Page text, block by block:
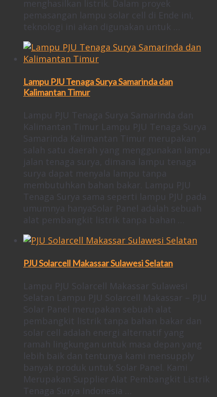
menghasilkan listrik. Dalam proyek
pemasangan lampu solar cell di Ende ini,
teknologi ini akan digunakan untuk …
Lampu PJU Tenaga Surya Samarinda dan
Kalimantan Timur
Lampu PJU Tenaga Surya Samarinda dan
Kalimantan Timur Lampu PJU Tenaga Surya
Samarinda Kalimantan Timur merupakan
salah satu daerah yang menggunakan lampu
jalan tenaga surya, dimana lampu tenaga
surya dapat menyala lampu tanpa
membutuhkan bahan bakar. Lampu PJU
Tenaga Surya sama seperti lampu PJU pada
umumnya hanyaSolar Panel adalah sebuah
alat pembangkit listrik tanpa bahan …
PJU Solarcell Makassar Sulawesi Selatan
Lampu PJU Solarcell Makassar Sulawesi
Selatan Lampu PJU Solarcell Makassar – PJU
Solar Panel merupakan sebuah alat
pembangkit listrik tanpa bahan bakar dan
solar cell adalah energi alternatif yang
ramah lingkungan untuk masa depan yang
lebih baik dan tentunya kami mensupply
banyak produk untuk Solar Panel. Kami
Merupakan Supplier Alat Pembangkit Listrik
Tenaga Surya Indonesia …